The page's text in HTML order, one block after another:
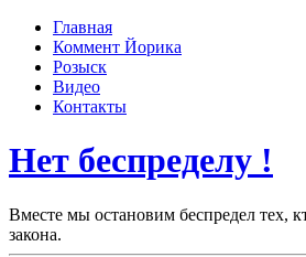
Главная
Коммент Йорика
Розыск
Видео
Контакты
Нет беспределу !
Вместе мы остановим беспредел тех,
закона.